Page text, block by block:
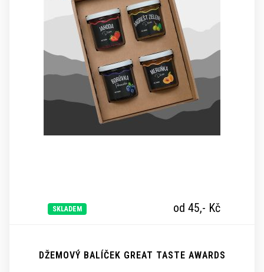
SKLADEM od 45,- Kč
DŽEMOVÝ BALÍČEK GREAT TASTE AWARDS